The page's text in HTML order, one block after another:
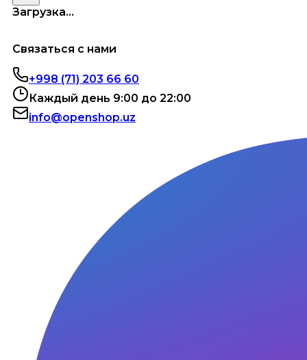
Загрузка...
Связаться с нами
+998 (71) 203 66 60
Каждый день 9:00 до 22:00
info@openshop.uz